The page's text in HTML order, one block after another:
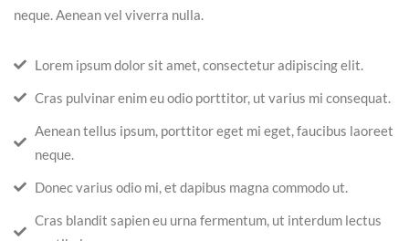
neque. Aenean vel viverra nulla.
Lorem ipsum dolor sit amet, consectetur adipiscing elit.
Cras pulvinar enim eu odio porttitor, ut varius mi consequat.
Aenean tellus ipsum, porttitor eget mi eget, faucibus laoreet
neque.
Donec varius odio mi, et dapibus magna commodo ut.
Cras blandit sapien eu urna fermentum, ut interdum lectus